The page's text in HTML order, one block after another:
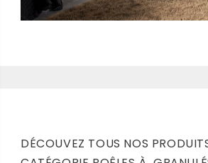
DÉCOUVEZ TOUS NOS